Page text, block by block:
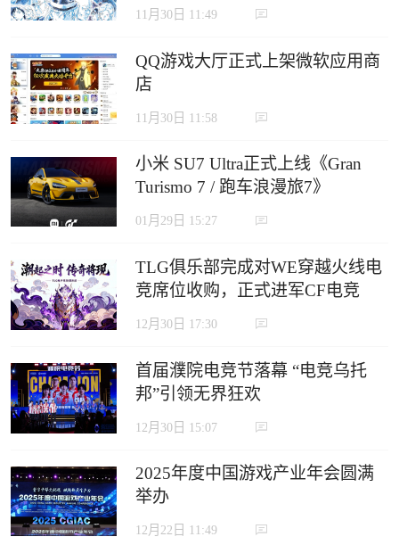
11月30日 11:49
QQ游戏大厅正式上架微软应用商
店
11月30日 11:58
小米 SU7 Ultra正式上线《Gran
Turismo 7 / 跑车浪漫旅7》
01月29日 15:27
TLG俱乐部完成对WE穿越火线电
竞席位收购，正式进军CF电竞
12月30日 17:30
首届濮院电竞节落幕 “电竞乌托
邦”引领无界狂欢
12月30日 15:07
2025年度中国游戏产业年会圆满
举办
12月22日 11:49